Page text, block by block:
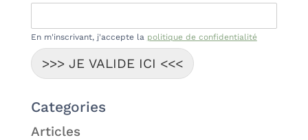
En m'inscrivant, j'accepte la politique de confidentialité
>>> JE VALIDE ICI <<<
Categories
Articles